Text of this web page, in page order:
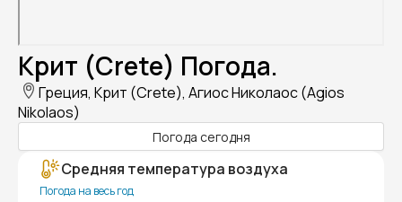
Крит (Crete) Погода.
Греция, Крит (Crete), Агиос Николаос (Agios
Nikolaos)
Погода сегодня
Средняя температура воздуха
Погода на весь год